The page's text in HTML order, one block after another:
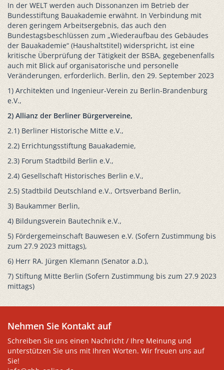
In der WELT werden auch Dissonanzen im Betrieb der
Bundesstiftung Bauakademie erwähnt. In Verbindung mit
deren geringem Arbeitsergebnis, das auch den
Bundestagsbeschlüssen zum „Wiederaufbau des Gebäudes
der Bauakademie“ (Haushaltstitel) widerspricht, ist eine
kritische Überprüfung der Tätigkeit der BSBA, gegebenenfalls
auch mit Blick auf organisatorische und personelle
Veränderungen, erforderlich. Berlin, den 29. September 2023
1) Architekten und Ingenieur-Verein zu Berlin-Brandenburg
e.V.,
2) Allianz der Berliner Bürgervereine,
2.1) Berliner Historische Mitte e.V.,
2.2) Errichtungsstiftung Bauakademie,
2.3) Forum Stadtbild Berlin e.V.,
2.4) Gesellschaft Historisches Berlin e.V.,
2.5) Stadtbild Deutschland e.V., Ortsverband Berlin,
3) Baukammer Berlin,
4) Bildungsverein Bautechnik e.V.,
5) Fördergemeinschaft Bauwesen e.V. (Sofern Zustimmung bis
zum 27.9 2023 mittags),
6) Herr RA. Jürgen Klemann (Senator a.D.),
7) Stiftung Mitte Berlin (Sofern Zustimmung bis zum 27.9 2023
mittags)
Nehmen Sie Kontakt auf
Schreiben Sie uns einen Nachricht / Ihre Meinung und
unterstützen Sie uns mit Ihren Worten. Wir freuen uns auf
Sie!